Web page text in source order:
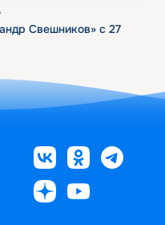
Свешников» с 27